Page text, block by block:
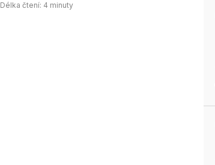
Délka čtení: 4 minuty